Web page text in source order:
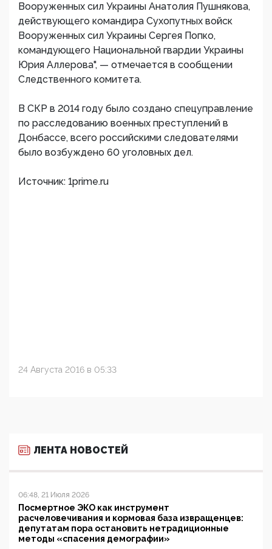
Вооруженных сил Украины Анатолия Пушнякова,
действующего командира Сухопутных войск
Вооруженных сил Украины Сергея Попко,
командующего Национальной гвардии Украины
Юрия Аллерова", — отмечается в сообщении
Следственного комитета.
В СКР в 2014 году было создано спецуправление
по расследованию военных преступлений в
Донбассе, всего российскими следователями
было возбуждено 60 уголовных дел.
Источник: 1prime.ru
24 Августа 2016 в 05:33
ЛЕНТА НОВОСТЕЙ
06:48, 21 Июля 2026
Посмертное ЭКО как инструмент
расчеловечивания и кормовая база извращенцев:
депутатам пора остановить нетрадиционные
методы «спасения демографии»